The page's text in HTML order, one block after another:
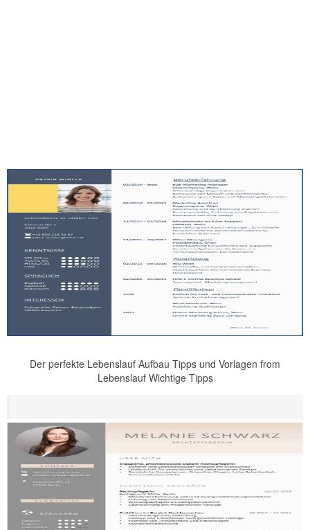
Der perfekte Lebenslauf Aufbau Tipps und Vorlagen from
Lebenslauf Wichtige Tipps